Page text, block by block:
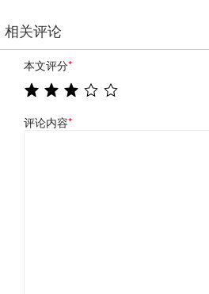
相关评论
本文评分*
评论内容*